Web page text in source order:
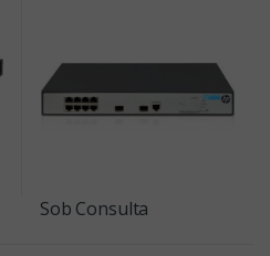
Sob Consulta